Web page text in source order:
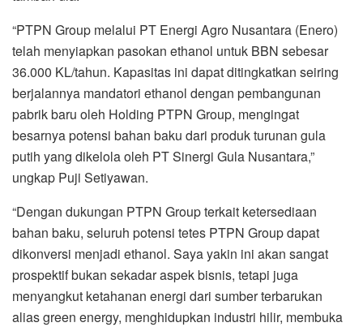
“PTPN Group melalui PT Energi Agro Nusantara (Enero)
telah menyiapkan pasokan ethanol untuk BBN sebesar
36.000 KL/tahun. Kapasitas ini dapat ditingkatkan seiring
berjalannya mandatori ethanol dengan pembangunan
pabrik baru oleh Holding PTPN Group, mengingat
besarnya potensi bahan baku dari produk turunan gula
putih yang dikelola oleh PT Sinergi Gula Nusantara,”
ungkap Puji Setiyawan.
“Dengan dukungan PTPN Group terkait ketersediaan
bahan baku, seluruh potensi tetes PTPN Group dapat
dikonversi menjadi ethanol. Saya yakin ini akan sangat
prospektif bukan sekadar aspek bisnis, tetapi juga
menyangkut ketahanan energi dari sumber terbarukan
alias green energy, menghidupkan industri hilir, membuka